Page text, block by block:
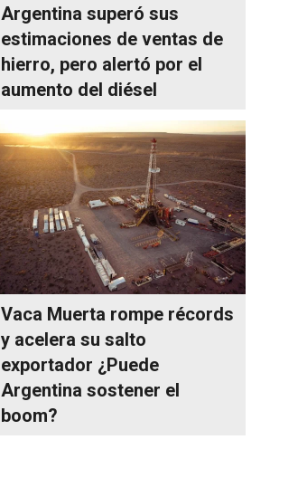
Argentina superó sus
estimaciones de ventas de
hierro, pero alertó por el
aumento del diésel
Vaca Muerta rompe récords
y acelera su salto
exportador ¿Puede
Argentina sostener el
boom?